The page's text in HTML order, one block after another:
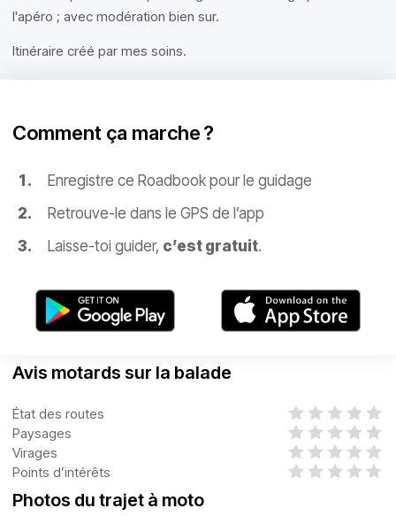
l'apéro ; avec modération bien sur.
Itinéraire créé par mes soins.
Comment ça marche ?
Enregistre ce Roadbook pour le guidage
Retrouve-le dans le GPS de l’app
Laisse-toi guider, c’est gratuit.
Avis motards sur la balade
État des routes
Paysages
Virages
Points d’intérêts
Photos du trajet à moto